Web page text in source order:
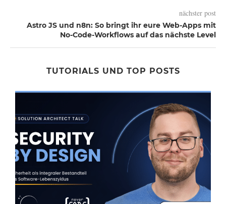
nächster post
Astro JS und n8n: So bringt ihr eure Web-Apps mit
No-Code-Workflows auf das nächste Level
TUTORIALS UND TOP POSTS